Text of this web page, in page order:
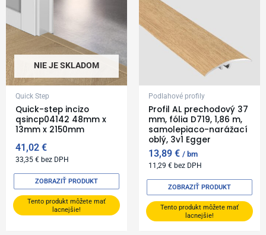
NIE JE SKLADOM
Quick Step
Quick-step incizo
qsincp04142 48mm x
13mm x 2150mm
41,02€
33,35€ bez DPH
Tento produkt môžete mať
lacnejšie!
ZOBRAZIŤ PRODUKT
Podlahové profily
Profil AL prechodový 37
mm, fólia D719, 1,86 m,
samolepiaco-narážací
oblý, 3v1 Egger
13,89€ bm
11,29€ bez DPH
Tento produkt môžete mať
lacnejšie!
ZOBRAZIŤ PRODUKT